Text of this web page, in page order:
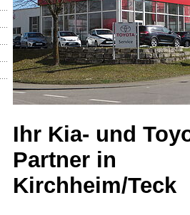
Ihr Kia- und
Partner in
Kirchheim/Teck